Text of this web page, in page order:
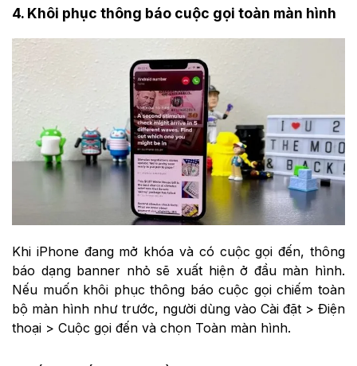
4. Khôi phục thông báo cuộc gọi toàn màn hình
Khi iPhone đang mở khóa và có cuộc gọi đến, thông
báo dạng banner nhỏ sẽ xuất hiện ở đầu màn hình.
Nếu muốn khôi phục thông báo cuộc gọi chiếm toàn
bộ màn hình như trước, người dùng vào Cài đặt > Điện
thoại > Cuộc gọi đến và chọn Toàn màn hình.